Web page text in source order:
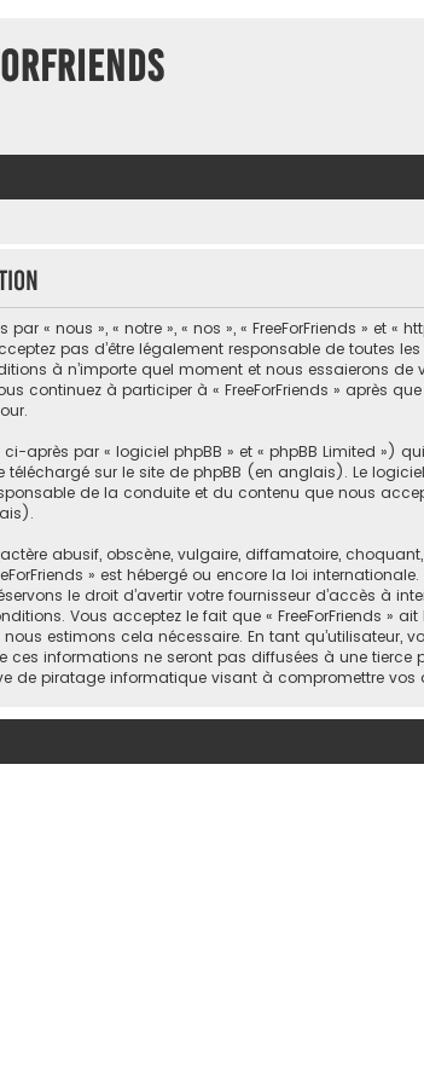
« nous », « notre », « nos », « FreeForFriends » et
pas d’être légalement responsable de toutes
à n’importe quel moment et nous essaierons
continuez à participer à « FreeForFriends » après
après par « logiciel phpBB » et « phpBB Limited »)
téléchargé sur le site de phpBB (en anglais). Le
de la conduite et du contenu que nous
abusif, obscène, vulgaire, diffamatoire,
» est hébergé ou encore la loi
le droit d’avertir votre fournisseur d’accès à
Vous acceptez le fait que « FreeForFriends »
estimons cela nécessaire. En tant
informations ne seront pas diffusées à une tierce
de piratage informatique visant à compromettre vos